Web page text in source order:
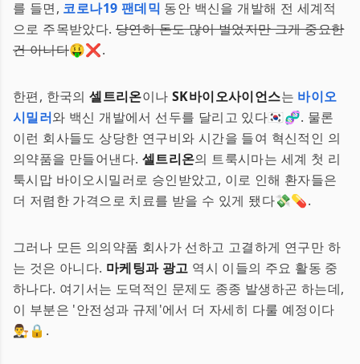
를 들면, 코로나19 팬데믹 동안 백신을 개발해 전 세계적
으로 주목받았다. 당연히 돈도 많이 벌었지만 그게 중요한
건 아니다🤑❌.
한편, 한국의셀트리온이나SK바이오사이언스는 바이오
시밀러와 백신 개발에서 선두를 달리고 있다🇰🇷🧬. 물론
이런 회사들도 상당한 연구비와 시간을 들여 혁신적인 의
의약품을 만들어낸다. 셀트리온의 트룩시마는 세계 첫 리
툭시맙 바이오시밀러로 승인받았고, 이로 인해 환자들은
더 저렴한 가격으로 치료를 받을 수 있게 됐다💸💊.
그러나 모든 의의약품 회사가 선하고 고결하게 연구만 하
는 것은 아니다. 마케팅과 광고 역시 이들의 주요 활동 중
하나다. 여기서는 도덕적인 문제도 종종 발생하곤 하는데,
이 부분은 '안전성과 규제'에서 더 자세히 다룰 예정이다
👨‍⚖️🔒.